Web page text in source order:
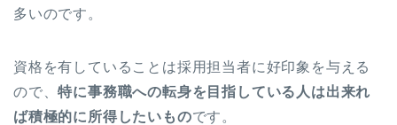
多いのです。
資格を有していることは採用担当者に好印象を与える
ので、特に事務職への転身を目指している人は出来れ
ば積極的に所得したいものです。